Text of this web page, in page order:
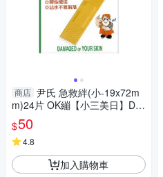
商店 尹氏 急救絆(小-19x72m
m)24片 OK繃【小三美日】DS
011006
$50
4.8
加入購物車